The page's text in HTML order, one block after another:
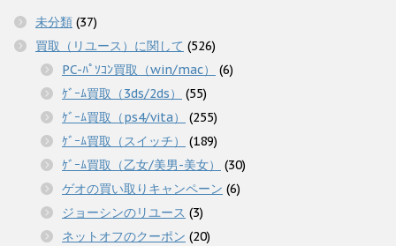
未分類 (37)
買取（リユース）に関して (526)
PC-ﾊﾟｿｺﾝ買取（win/mac）
(6)
ｹﾞｰﾑ買取（3ds/2ds）
(55)
ｹﾞｰﾑ買取（ps4/vita）
(255)
ｹﾞｰﾑ買取（スイッチ）
(189)
ｹﾞｰﾑ買取（乙女/美男-美女）
(30)
ゲオの買い取りキャンペーン (6)
ジョーシンのリユース (3)
ネットオフのクーポン (20)